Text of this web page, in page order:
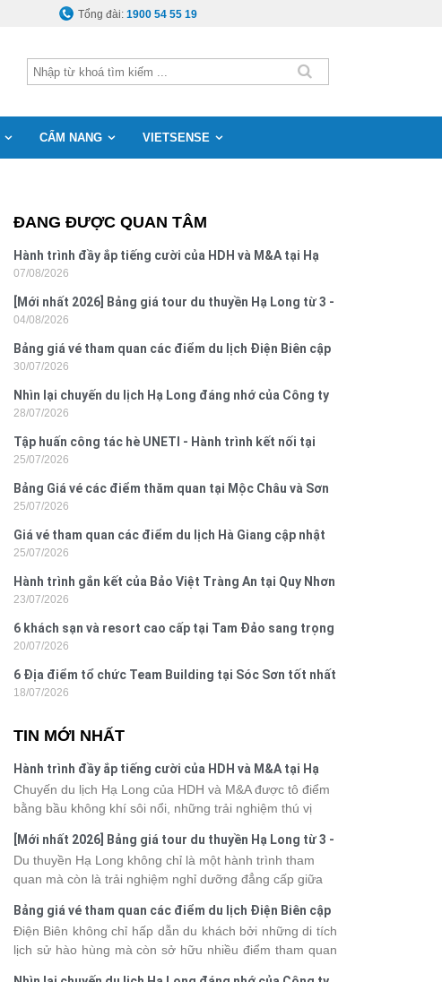
Tổng đài:1900 54 55 19
CẨM NANG VIETSENSE
ĐANG ĐƯỢC QUAN TÂM
Hành trình đầy ắp tiếng cười của HDH và M&A tại Hạ
Long
07/08/2026
[Mới nhất 2026] Bảng giá tour du thuyền Hạ Long từ 3 -
6 sao
04/08/2026
Bảng giá vé tham quan các điểm du lịch Điện Biên cập
nhật 2026
30/07/2026
Nhìn lại chuyến du lịch Hạ Long đáng nhớ của Công ty
Tân Hưng 2026
28/07/2026
Tập huấn công tác hè UNETI - Hành trình kết nối tại
Hòn Dấu, Đồ Sơn
25/07/2026
Bảng Giá vé các điểm thăm quan tại Mộc Châu và Sơn
La 2026
25/07/2026
Giá vé tham quan các điểm du lịch Hà Giang cập nhật
2026
25/07/2026
Hành trình gắn kết của Bảo Việt Tràng An tại Quy Nhơn
- Phú Yên
23/07/2026
6 khách sạn và resort cao cấp tại Tam Đảo sang trọng
tiện nghi
20/07/2026
6 Địa điểm tổ chức Team Building tại Sóc Sơn tốt nhất
hiện nay
18/07/2026
TIN MỚI NHẤT
Hành trình đầy ắp tiếng cười của HDH và M&A tại Hạ
Long
Chuyến du lịch Hạ Long của HDH và M&A được tô điểm
bằng bầu không khí sôi nổi, những trải nghiệm thú vị
quan thiên nhiên đến những phút giây đồng hành bên
nhau, tất cả đã tạo nên một chuyến đi tràn đầy cảm xúc
và dấu ấn khó quên.
[Mới nhất 2026] Bảng giá tour du thuyền Hạ Long từ 3 -
6 sao
Du thuyền Hạ Long không chỉ là một hành trình tham
quan mà còn là trải nghiệm nghỉ dưỡng đẳng cấp giữa
thuyền sẽ có mức giá và dịch vụ khác nhau, khiến nhiều
du khách băn khoăn khi lựa chọn. Bài viết dưới đây sẽ
cập nhật bảng giá tour du thuyền Hạ Long mới nhất
2026 từ 3 - 6 sao, giúp bạn dễ dàng so sánh và tìm
Bảng giá vé tham quan các điểm du lịch Điện Biên cập
nhật 2026
Điện Biên không chỉ hấp dẫn du khách bởi những di tích
lịch sử hào hùng mà còn sở hữu nhiều điểm tham quan